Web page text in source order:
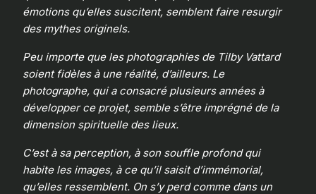
émotions qu’elles suscitent, semblent faire resurgir
des mythes originels.
Peu importe que les photographies de Tilby Vattard
soient fidèles à une réalité, d’ailleurs. Le
photographe, qui a consacré plusieurs années à
développer ce projet, semble s’être imprégné de la
dimension spirituelle des lieux.
C’est à sa perception, à son souffle profond qui
habite les images, à ce qu’il saisit d’immémorial,
qu’elles ressemblent. On s’y perd comme dans un